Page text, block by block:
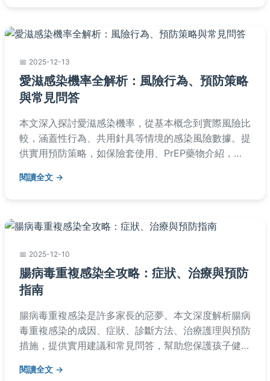
2025-12-13
愛滋感染機率全解析：風險行為、預防策略
與常見問答
本文深入探討愛滋感染機率，從基本概念到實際風險比
較，涵蓋性行為、共用針具等情境的感染風險數據。提
供實用預防策略，如保險套使用、PrEP藥物介紹，並
基於醫學資料，以易懂方式呈現，適合大眾參考。
閱讀全文
2025-12-10
腸病毒重複感染全攻略：症狀、治療與預防
指南
腸病毒重複感染是許多家長的惡夢。本文深度解析腸病
毒重複感染的成因、症狀、診斷方法、治療護理與預防
措施，提供實用建議和常見問答，幫助您保護孩子健
閱讀全文